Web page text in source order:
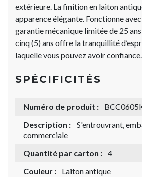
extérieure. La finition en laiton
apparence élégante. Fonctionne
garantie mécanique limitée de 25
cinq (5) ans offre la tranquillité
laquelle vous pouvez avoir confiance.
SPÉCIFICITÉS
Numéro de produit :
Description : S'entrouvrant,
commerciale
Quantité par carton : 4
Couleur :
Laiton antique